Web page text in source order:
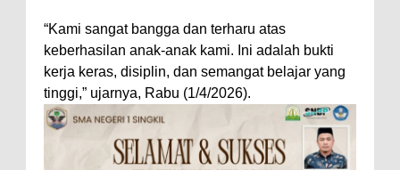
“Kami sangat bangga dan terharu atas
keberhasilan anak-anak kami. Ini adalah bukti
kerja keras, disiplin, dan semangat belajar yang
tinggi,” ujarnya, Rabu (1/4/2026).